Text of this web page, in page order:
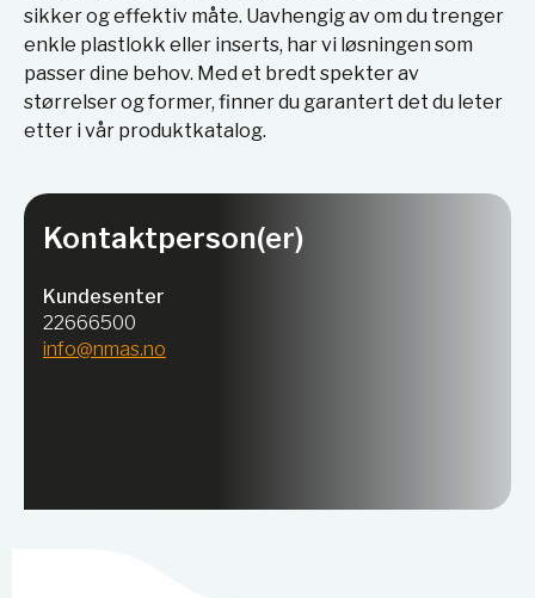
sikker og effektiv måte. Uavhengig av om du trenger
enkle plastlokk eller inserts, har vi løsningen som
passer dine behov. Med et bredt spekter av
størrelser og former, finner du garantert det du leter
etter i vår produktkatalog.
Kontaktperson(er)
Kundesenter
22666500
info@nmas.no